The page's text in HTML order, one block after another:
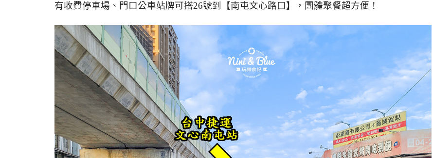
有收費停車場、門口公車站牌可搭26號到【南屯文心路口】，團體聚餐超方便！